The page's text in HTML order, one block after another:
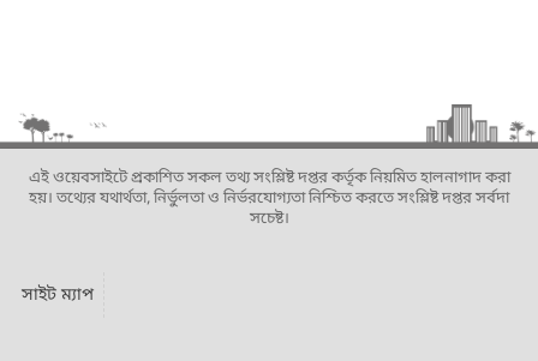
এই ওয়েবসাইটে প্রকাশিত সকল তথ্য সংশ্লিষ্ট দপ্তর কর্তৃক নিয়মিত হালনাগাদ করা
হয়। তথ্যের যথার্থতা, নির্ভুলতা ও নির্ভরযোগ্যতা নিশ্চিত করতে সংশ্লিষ্ট দপ্তর সর্বদা
সচেষ্ট।
সাইট ম্যাপ